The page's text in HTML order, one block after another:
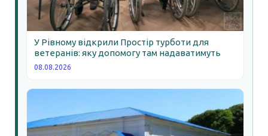
У Рівному відкрили Простір турботи для
ветеранів: яку допомогу там надаватимуть
08.08.2026